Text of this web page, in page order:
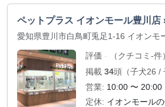
ペットプラス イオンモール豊川店
愛知県豊川市白鳥町兎足1-16 イオンモ
評価 -
（クチコミ-件）
掲載 34頭（子犬26 /
営業: 10:00 〜 20:00
定休: イオンモール